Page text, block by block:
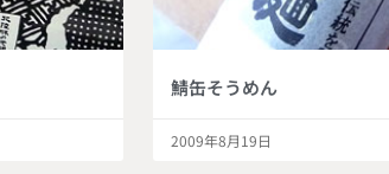
鯖缶そうめん
2009年8月19日